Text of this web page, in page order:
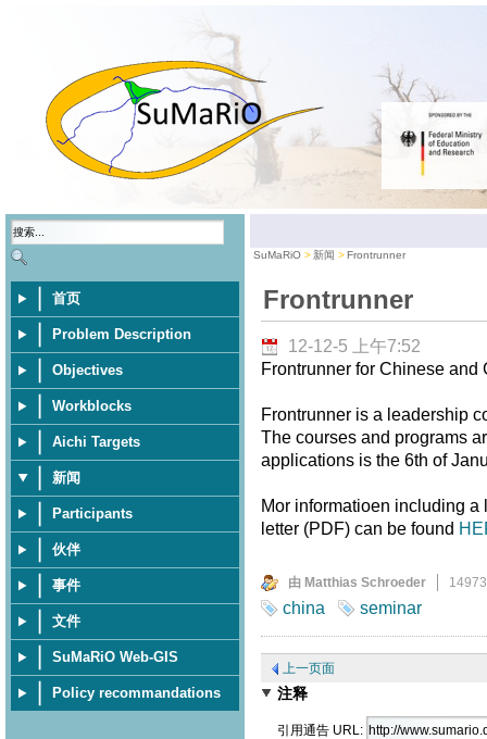
首页
Problem Description
Objectives
Workblocks
Aichi Targets
新闻
Participants
伙伴
事件
文件
SuMaRiO Web-GIS
Policy recommandations
SuMaRiO 新闻 Frontrunner
Frontrunner
12-12-5 上午7:52
Frontrunner for Chinese and
Frontrunner is a leadership
The courses and programs
applications is the 6th of
Mor informatioen including
letter (PDF) can be found
由 Matthias Schroeder
china seminar
上一页面
注释
引用通告 URL: